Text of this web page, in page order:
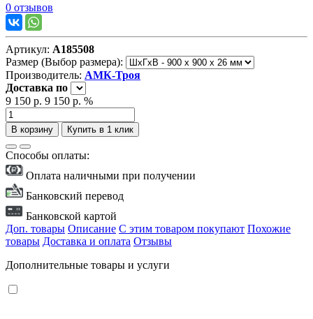
0 отзывов
Артикул: А185508
Размер (Выбор размера):
Производитель: АМК-Троя
Доставка по
9 150 р. 9 150 р. %
В корзину Купить в 1 клик
Способы оплаты:
Оплата наличными при получении
Банковский перевод
Банковской картой
Доп. товары Описание С этим товаром покупают Похожие
товары Доставка и оплата Отзывы
Дополнительные товары и услуги